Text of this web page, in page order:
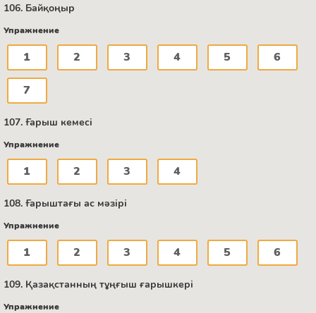
106. Байқоңыр
Упражнение
1 2 3 4 5 6
7
107. Ғарыш кемесі
Упражнение
1 2 3 4
108. Ғарыштағы ас мәзірі
Упражнение
1 2 3 4 5 6
109. Қазақстанның тұңғыш ғарышкері
Упражнение